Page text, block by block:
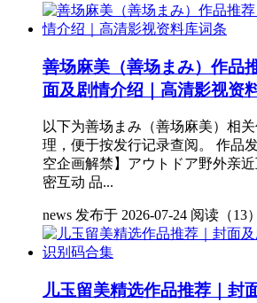
善场麻美（善场まみ）作品
面及剧情介绍｜高清影视资
以下为善场まみ（善场麻美）相
理，便于按发行记录查阅。 作品
空企画解禁】アウトドア野外亲
密互动 品...
news 发布于 2026-07-24 阅读（13）
儿玉留美精选作品推荐｜封